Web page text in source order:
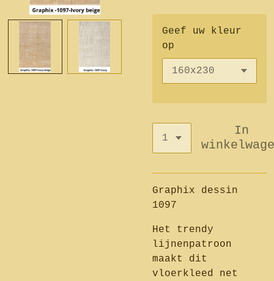
Geef uw kleur
op
In
Graphix dessin
1097
Het trendy
lijnenpatroon
maakt dit
vloerkleed net